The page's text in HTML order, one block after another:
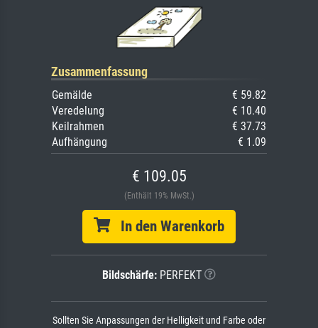
Zusammenfassung
Gemälde
€ 59.82
Veredelung
€ 10.40
Keilrahmen
€ 37.73
Aufhängung
€ 1.09
€ 109.05
(Enthält 19% MwSt.)
In den Warenkorb
Bildschärfe: PERFEKT
Sollten Sie Anpassungen der Helligkeit und Farbe oder